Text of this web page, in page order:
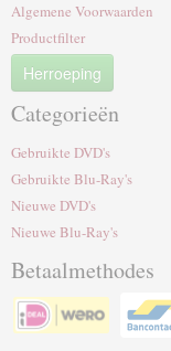
Algemene Voorwaarden
Productfilter
Herroeping
Categorieën
Gebruikte DVD's
Gebruikte Blu-Ray's
Nieuwe DVD's
Nieuwe Blu-Ray's
Betaalmethodes